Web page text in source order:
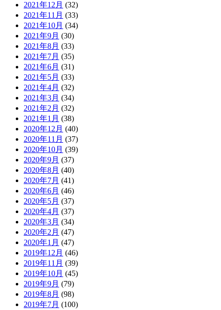
2021年12月 (32)
2021年11月 (33)
2021年10月 (34)
2021年9月 (30)
2021年8月 (33)
2021年7月 (35)
2021年6月 (31)
2021年5月 (33)
2021年4月 (32)
2021年3月 (34)
2021年2月 (32)
2021年1月 (38)
2020年12月 (40)
2020年11月 (37)
2020年10月 (39)
2020年9月 (37)
2020年8月 (40)
2020年7月 (41)
2020年6月 (46)
2020年5月 (37)
2020年4月 (37)
2020年3月 (34)
2020年2月 (47)
2020年1月 (47)
2019年12月 (46)
2019年11月 (39)
2019年10月 (45)
2019年9月 (79)
2019年8月 (98)
2019年7月 (100)